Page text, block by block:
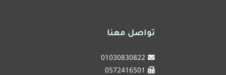
تواصل معنا